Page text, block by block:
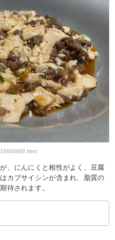
、にんにくと相性がよく、豆腐
カプサイシンが含まれ、脂質の
待されます。